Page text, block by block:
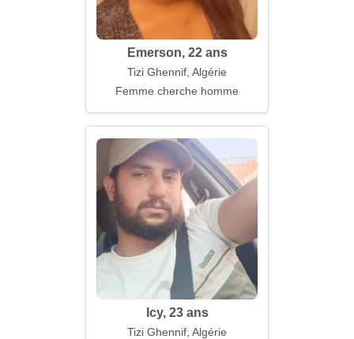
Emerson, 22 ans
Tizi Ghennif, Algérie
Femme cherche homme
Icy, 23 ans
Tizi Ghennif, Algérie